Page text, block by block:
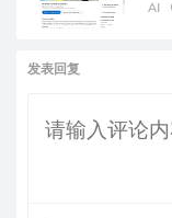
AI
发表回复